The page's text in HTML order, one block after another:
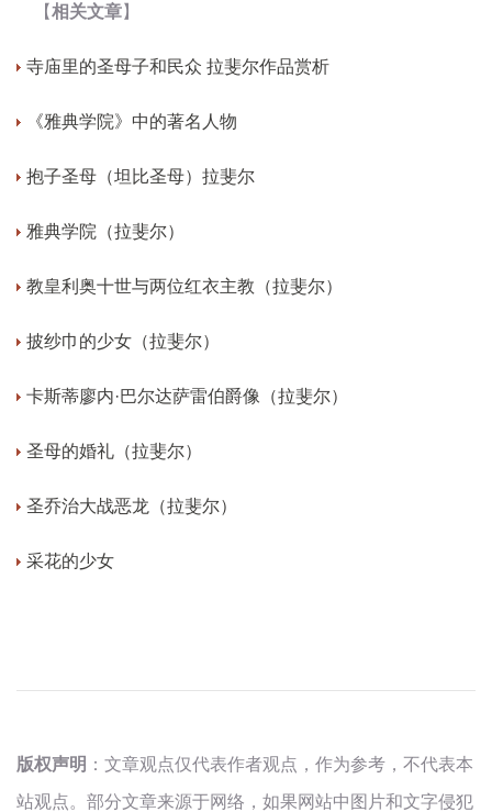
【相关文章】
寺庙里的圣母子和民众 拉斐尔作品赏析
《雅典学院》中的著名人物
抱子圣母（坦比圣母）拉斐尔
雅典学院（拉斐尔）
教皇利奥十世与两位红衣主教（拉斐尔）
披纱巾的少女（拉斐尔）
卡斯蒂廖内·巴尔达萨雷伯爵像（拉斐尔）
圣母的婚礼（拉斐尔）
圣乔治大战恶龙（拉斐尔）
采花的少女
版权声明 ：文章观点仅代表作者观点，作为参考，不代表本
站观点。部分文章来源于网络，如果网站中图片和文字侵犯